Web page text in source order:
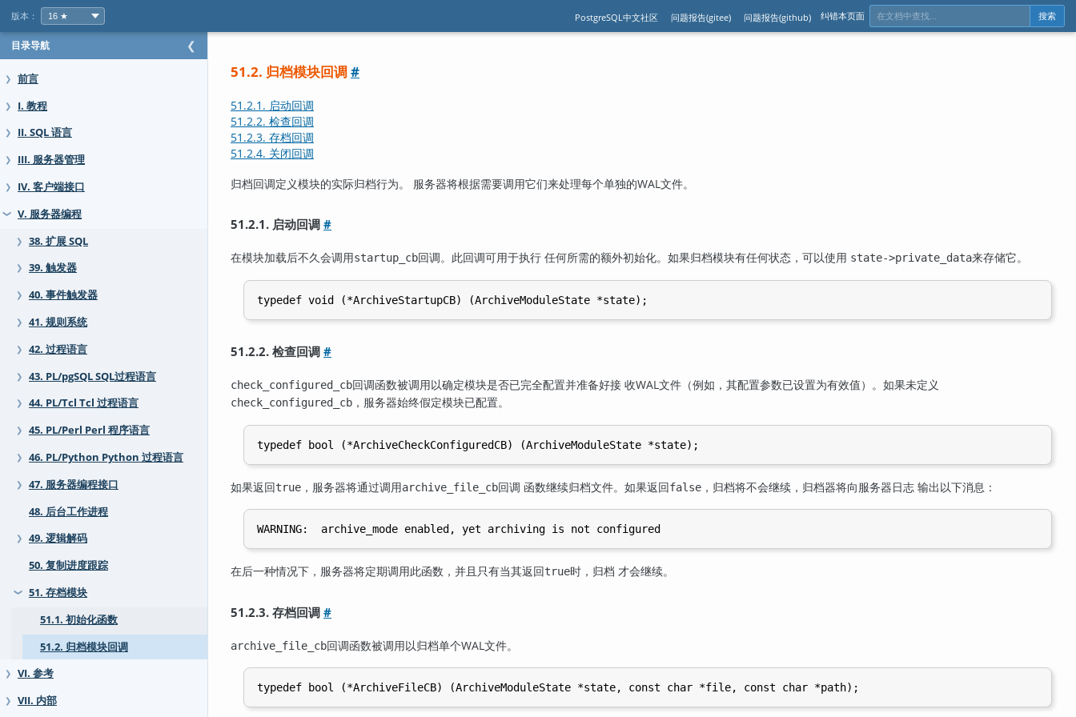
版本： PostgreSQL中文社区 问题报告(gitee) 问题报告(github) 纠错本页面 搜索
目录导航 ❮
❯ 前言
❯ I. 教程
❯ II. SQL 语言
❯ III. 服务器管理
❯ IV. 客户端接口
❯ V. 服务器编程
❯ 38. 扩展 SQL
❯ 39. 触发器
❯ 40. 事件触发器
❯ 41. 规则系统
❯ 42. 过程语言
❯ 43. PL/pgSQL SQL过程语言
❯ 44. PL/Tcl Tcl 过程语言
❯ 45. PL/Perl Perl 程序语言
❯ 46. PL/Python Python 过程语言
❯
47. 服务器编程接口
48. 后台工作进程
❯
49. 逻辑解码
50. 复制进度跟踪
❯
51. 存档模块
51.1. 初始化函数
51.2. 归档模块回调
❯ VI. 参考
❯ VII. 内部
51.2. 归档模块回调#
51.2.1. 启动回调
51.2.2. 检查回调
51.2.3. 存档回调
51.2.4. 关闭回调
归档回调定义模块的实际归档行为。 服务器将根据需要调用它们来处理每个单独的WAL文件。
51.2.1. 启动回调#
在模块加载后不久会调用startup_cb回调。此回调可用于执行 任何所需的额外初始化。如果归档模块有任何状态，可以使用 state->private_data来存储它。
51.2.2. 检查回调#
check_configured_cb回调函数被调用以确定模块是否已完全配置并准备好接 收WAL文件（例如，其配置参数已设置为有效值）。如果未定义
check_configured_cb ，服务器始终假定模块已配置。
如果返回true ，服务器将通过调用archive_file_cb回调 函数继续归档文件。如果返回false ，归档将不会继续，归档器将向服务器日志 输出以下消息：
在后一种情况下，服务器将定期调用此函数，并且只有当其返回true时，归档 才会继续。
51.2.3. 存档回调#
archive_file_cb回调函数被调用以归档单个WAL文件。